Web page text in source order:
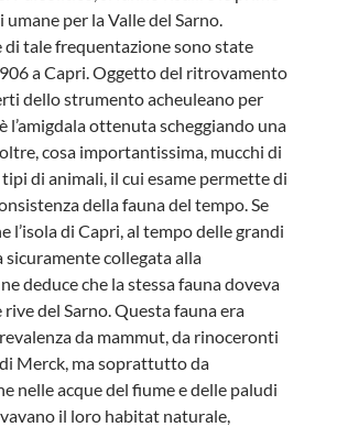
per la Valle del Sarno.
di tale frequentazione sono state
a Capri. Oggetto del ritrovamento
dello strumento acheuleano per
l’amigdala ottenuta scheggiando una
cosa importantissima, mucchi di
di animali, il cui esame permette di
della fauna del tempo. Se
l’isola di Capri, al tempo delle grandi
sicuramente collegata alla
deduce che la stessa fauna doveva
del Sarno. Questa fauna era
da mammut, da rinoceronti
Merck, ma soprattutto da
nelle acque del fiume e delle paludi
il loro habitat naturale,